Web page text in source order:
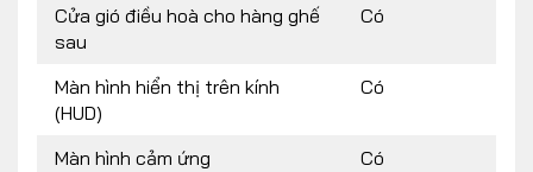
Cửa gió điều hoà cho hàng ghế
sau
Có
Màn hình hiển thị trên kính
(HUD)
Có
Màn hình cảm ứng
Có